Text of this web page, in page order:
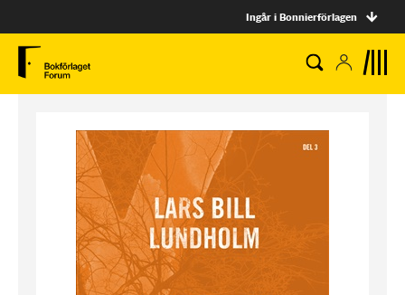
Ingår i Bonnierförlagen